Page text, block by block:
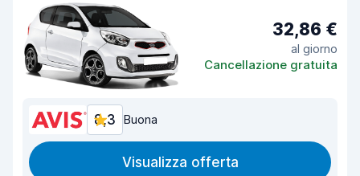
32,86 €
al giorno
Cancellazione gratuita
8,3 Buona
Visualizza offerta